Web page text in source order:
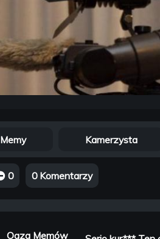
Memy Kamerzysta
0 0 Komentarzy
Oaza Memów